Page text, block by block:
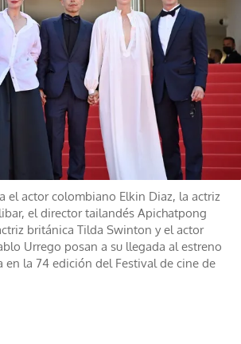
el actor colombiano Elkin Diaz, la actriz
el director tailandés Apichatpong
británica Tilda Swinton y el actor
Urrego posan a su llegada al estreno
en la 74 edición del Festival de cine de